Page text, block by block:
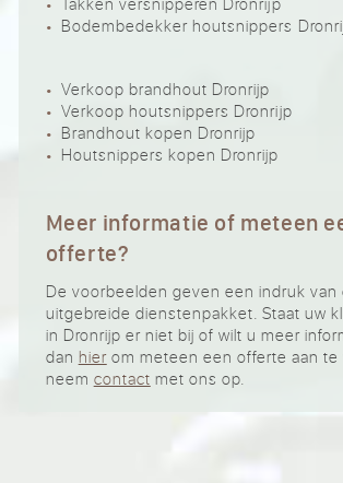
Takken versnipperen Dronrijp
Bodembedekker houtsnippers
Verkoop brandhout Dronrijp
Verkoop houtsnippers Dronrijp
Brandhout kopen Dronrijp
Houtsnippers kopen Dronrijp
Meer informatie of meteen
offerte?
De voorbeelden geven een indruk van
uitgebreide dienstenpakket. Staat uw
in Dronrijp er niet bij of wilt u meer
dan hierom meteen een offerte aan te
neem contact met ons op.